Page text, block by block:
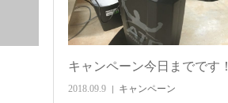
キャンペーン今日までです！
2018.09.9 キャンペーン